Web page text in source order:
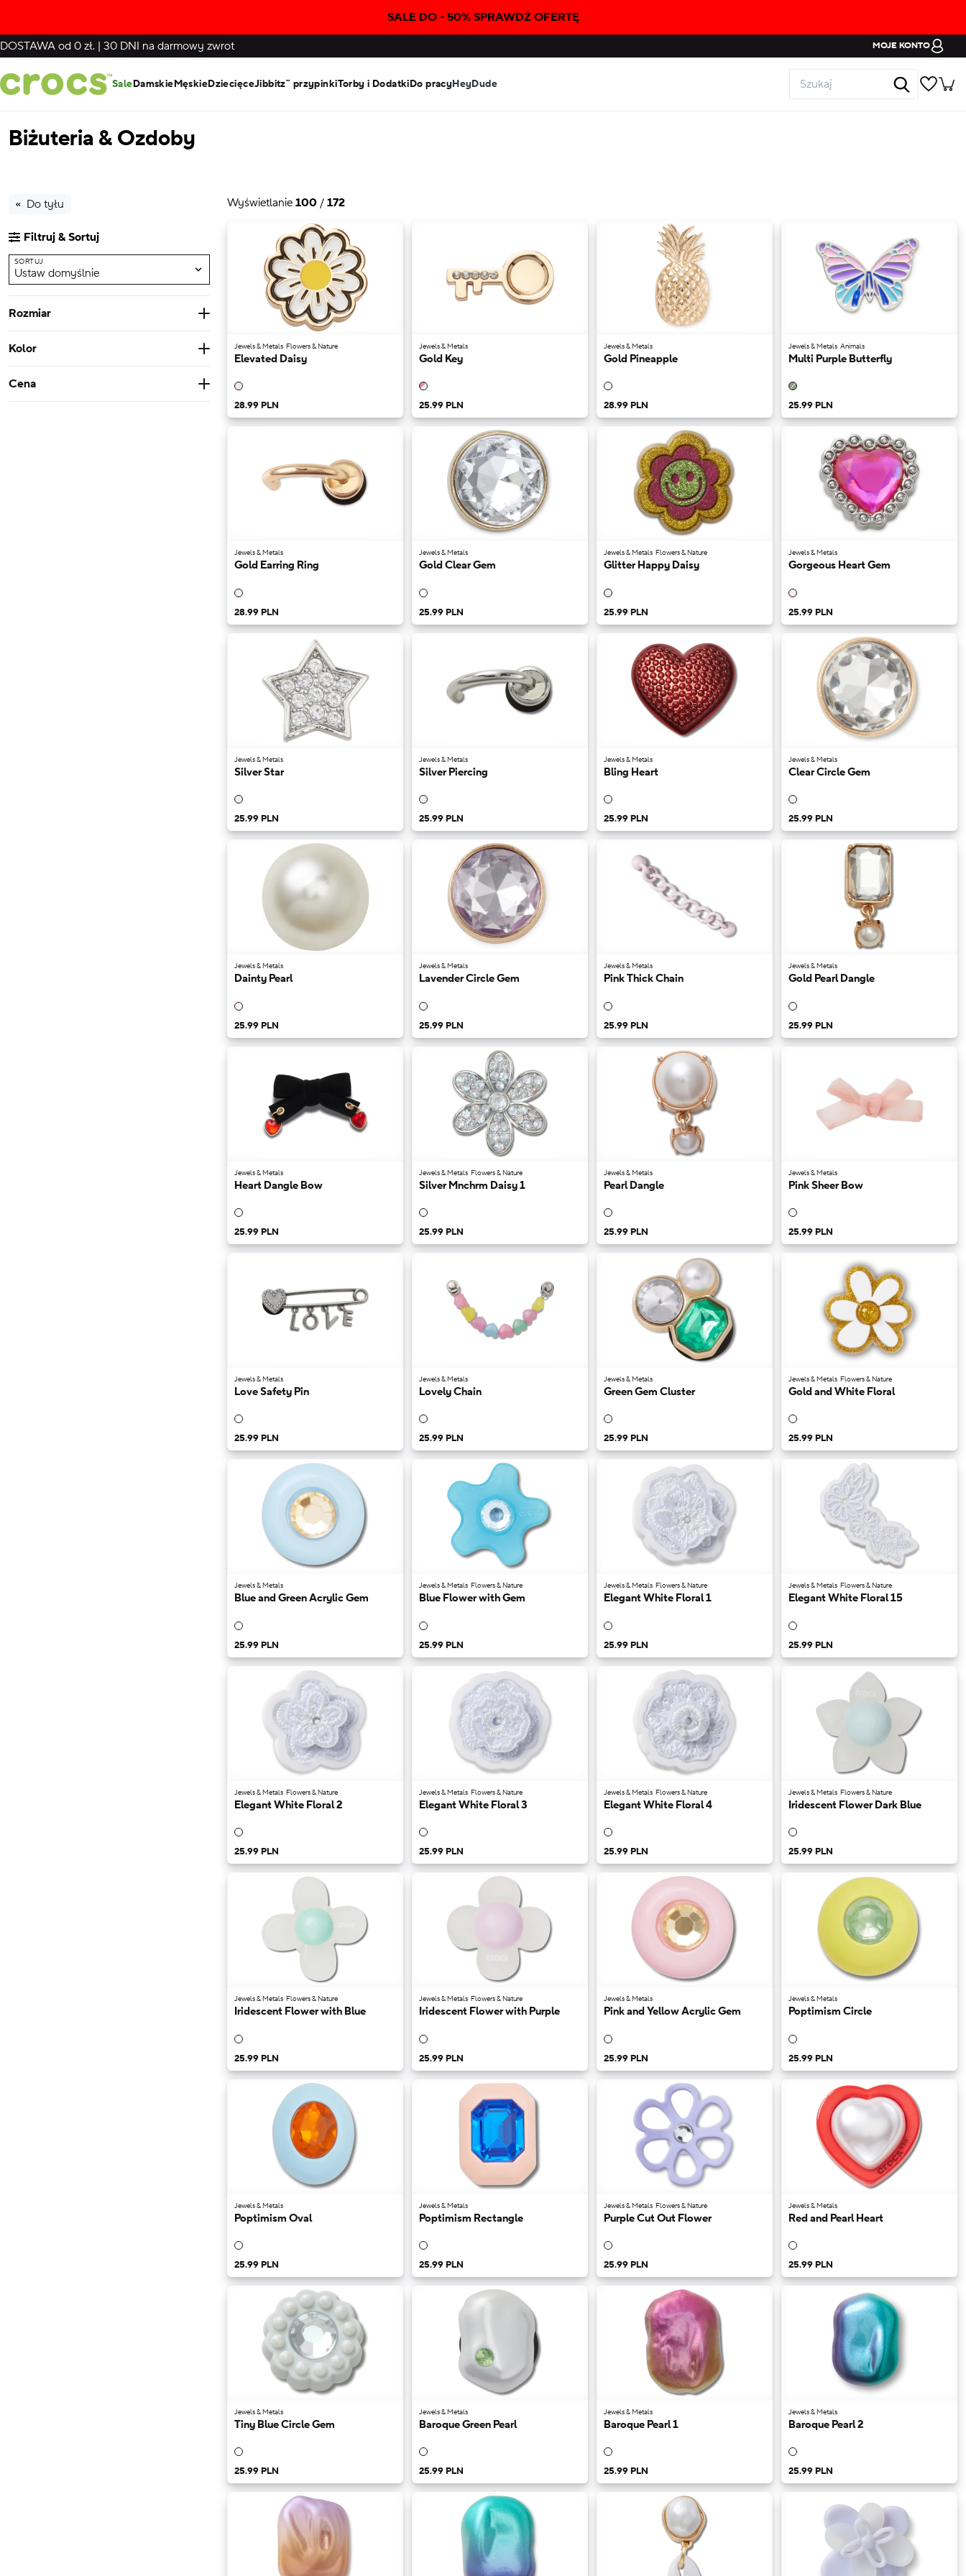
SALE DO - 50% SPRAWDŹ OFERTĘ
DOSTAWA od 0 zł. | 30 DNI na darmowy zwrot MOJE KONTO
SaleDamskieMęskieDziecięceJibbitz™ przypinkiTorby i DodatkiDo pracyHeyDude
Biżuteria & Ozdoby
Do tyłu
Filtruj & Sortuj
SORTUJ
Ustaw domyślnie
Rozmiar
Jeden
rozmiar
Kolor
Multi color
Cena
Od Do
Wyświetlanie 100 / 172
Jewels & Metals Flowers & Nature
Elevated Daisy
28.99 PLN
Jewels & Metals
Gold Key
25.99 PLN
Jewels & Metals
Gold Pineapple
28.99 PLN
Jewels & Metals Animals
Multi Purple Butterfly
25.99 PLN
Jewels & Metals
Gold Earring Ring
28.99 PLN
Jewels & Metals
Gold Clear Gem
25.99 PLN
Jewels & Metals Flowers & Nature
Glitter Happy Daisy
25.99 PLN
Jewels & Metals
Gorgeous Heart Gem
25.99 PLN
Jewels & Metals
Silver Star
25.99 PLN
Jewels & Metals
Silver Piercing
25.99 PLN
Jewels & Metals
Bling Heart
25.99 PLN
Jewels & Metals
Clear Circle Gem
25.99 PLN
Jewels & Metals
Dainty Pearl
25.99 PLN
Jewels & Metals
Lavender Circle Gem
25.99 PLN
Jewels & Metals
Pink Thick Chain
25.99 PLN
Jewels & Metals
Gold Pearl Dangle
25.99 PLN
Jewels & Metals
Heart Dangle Bow
25.99 PLN
Jewels & Metals Flowers & Nature
Silver Mnchrm Daisy 1
25.99 PLN
Jewels & Metals
Pearl Dangle
25.99 PLN
Jewels & Metals
Pink Sheer Bow
25.99 PLN
Jewels & Metals
Love Safety Pin
25.99 PLN
Jewels & Metals
Lovely Chain
25.99 PLN
Jewels & Metals
Green Gem Cluster
25.99 PLN
Jewels & Metals Flowers & Nature
Gold and White Floral
25.99 PLN
Jewels & Metals
Blue and Green Acrylic Gem
25.99 PLN
Jewels & Metals Flowers & Nature
Blue Flower with Gem
25.99 PLN
Jewels & Metals Flowers & Nature
Elegant White Floral 1
25.99 PLN
Jewels & Metals Flowers & Nature
Elegant White Floral 15
25.99 PLN
Jewels & Metals Flowers & Nature
Elegant White Floral 2
25.99 PLN
Jewels & Metals Flowers & Nature
Elegant White Floral 3
25.99 PLN
Jewels & Metals Flowers & Nature
Elegant White Floral 4
25.99 PLN
Jewels & Metals Flowers & Nature
Iridescent Flower Dark Blue
25.99 PLN
Jewels & Metals Flowers & Nature
Iridescent Flower with Blue
25.99 PLN
Jewels & Metals Flowers & Nature
Iridescent Flower with Purple
25.99 PLN
Jewels & Metals
Pink and Yellow Acrylic Gem
25.99 PLN
Jewels & Metals
Poptimism Circle
25.99 PLN
Jewels & Metals
Poptimism Oval
25.99 PLN
Jewels & Metals
Poptimism Rectangle
25.99 PLN
Jewels & Metals Flowers & Nature
Purple Cut Out Flower
25.99 PLN
Jewels & Metals
Red and Pearl Heart
25.99 PLN
Jewels & Metals
Tiny Blue Circle Gem
25.99 PLN
Jewels & Metals
Baroque Green Pearl
25.99 PLN
Jewels & Metals
Baroque Pearl 1
25.99 PLN
Jewels & Metals
Baroque Pearl 2
25.99 PLN